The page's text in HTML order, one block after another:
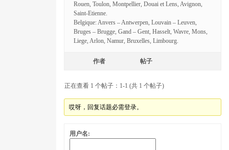
Rouen, Toulon, Montpellier, Douai et Lens, Avignon,
Saint-Etienne.
Belgique: Anvers – Antwerpen, Louvain – Leuven,
Bruges – Brugge, Gand – Gent, Hasselt, Wavre, Mons,
Liege, Arlon, Namur, Bruxelles, Limbourg.
作者 帖子
正在查看 1 个帖子：1-1 (共 1 个帖子)
哎呀，回复话题必需登录。
用户名: